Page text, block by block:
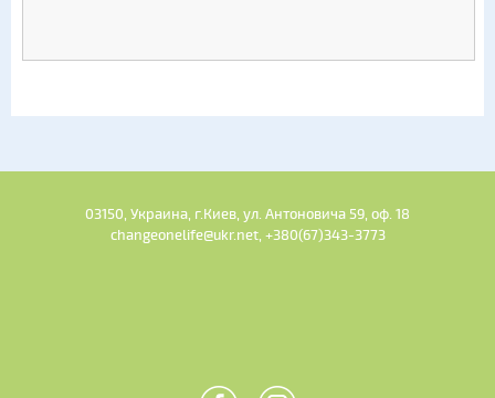
03150, Украина, г.Киев, ул. Антоновича 59, оф. 18
changeonelife@ukr.net, +380(67)343-3773